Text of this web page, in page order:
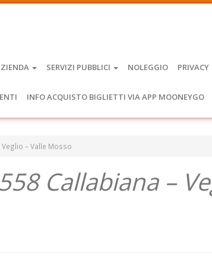
SERVIZI PUBBLICI NOLEGGIO PRIVACY
INFO ACQUISTO BIGLIETTI VIA APP MOONEYGO
– Valle Mosso
Callabiana –